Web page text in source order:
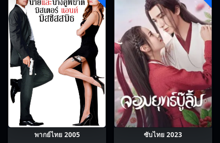
พากย์ไทย 2005 ซับไทย 2023